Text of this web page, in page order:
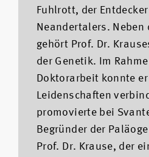
Fuhlrott, der
Neandertalers. Neben
gehört Prof. Dr.
der Genetik. Im
Doktorarbeit konnte
Leidenschaften
promovierte bei
Begründer der
Prof. Dr. Krause, der